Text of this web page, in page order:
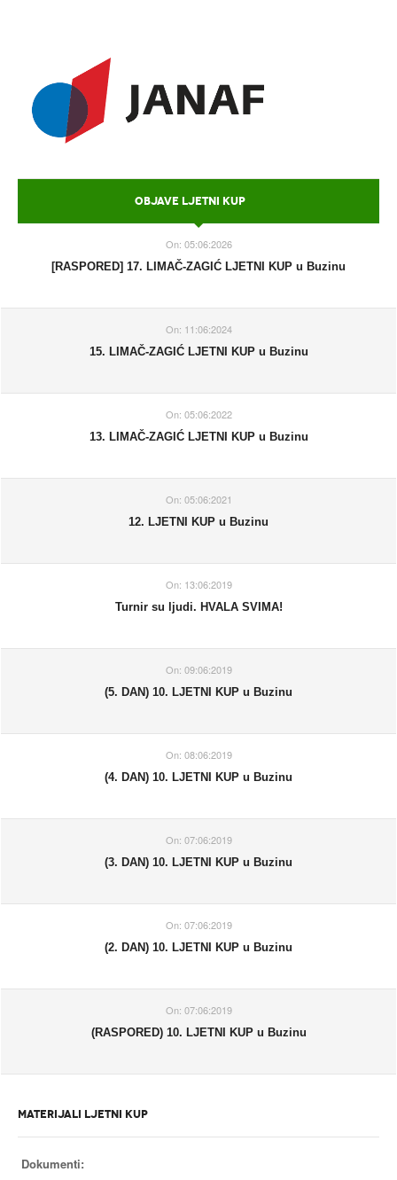
OBJAVE LJETNI KUP
On: 05:06:2026
[RASPORED] 17. LIMAČ-ZAGIĆ LJETNI KUP u Buzinu
On: 11:06:2024
15. LIMAČ-ZAGIĆ LJETNI KUP u Buzinu
On: 05:06:2022
13. LIMAČ-ZAGIĆ LJETNI KUP u Buzinu
On: 05:06:2021
12. LJETNI KUP u Buzinu
On: 13:06:2019
Turnir su ljudi. HVALA SVIMA!
On: 09:06:2019
(5. DAN) 10. LJETNI KUP u Buzinu
On: 08:06:2019
(4. DAN) 10. LJETNI KUP u Buzinu
On: 07:06:2019
(3. DAN) 10. LJETNI KUP u Buzinu
On: 07:06:2019
(2. DAN) 10. LJETNI KUP u Buzinu
On: 07:06:2019
(RASPORED) 10. LJETNI KUP u Buzinu
MATERIJALI LJETNI KUP
Dokumenti: